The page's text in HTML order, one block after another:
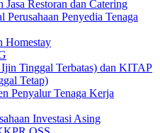
Jasa Restoran dan Catering
Perusahaan Penyedia Tenaga
Homestay
Tinggal Terbatas) dan KITAP
Tetap)
Penyalur Tenaga Kerja
Investasi Asing